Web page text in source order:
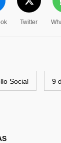
Twitter
Social 9